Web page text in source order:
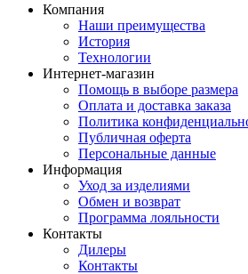
Компания
Наши преимущества
История
Технологии
Интернет-магазин
Помощь в выборе размера
Оплата и доставка заказа
Политика
Публичная оферта
Персональные данные
Информация
Уход за изделиями
Обмен и возврат
Программа лояльности
Контакты
Дилеры
Контакты